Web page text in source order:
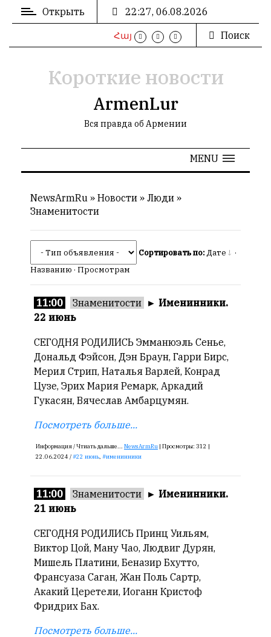
ВХОД
РЕГИСТРАЦИЯ
РЕКЛАМА
СТАТИСТИКА
Онлайн
всего:
Гостей:
Пользователей:
НАШИ
ПРАВИЛА
независимо
Сайт
обновляется
большим
трудом,
Открыть 22:27, 06.08.2026
Հայ Поиск
Короткие новости
ArmenLur
Вся правда об Армении
MENU
NewsArmRu » Новости » Люди »
Знаменитости
Сортировать по:Дате
·
Названию · Просмотрам
11:00 Знаменитости ► Именинники.
22 июнь
СЕГОДНЯ РОДИЛИСЬ Эмманюэль Сенье,
Дональд Фэйсон, Дэн Браун, Гарри Бирс,
Мерил Стрип, Наталья Варлей, Конрад
Цузе, Эрих Мария Ремарк, Аркадий
Гукасян, Вячеслав Амбарцумян.
Посмотреть больше...
Информация /Чтиать дальше... NewsArmRu | Просмотры: 312 |
22.06.2024 /
22 июнь, именинники
11:00 Знаменитости ► Именинники.
21 июнь
СЕГОДНЯ РОДИЛИСЬ Принц Уильям,
Виктор Цой, Ману Чао, Людвиг Дурян,
Мишель Платини, Беназир Бхутто,
Франсуаза Саган, Жан Поль Сартр,
Акакий Церетели, Иоганн Кристоф
Фридрих Бах.
Посмотреть больше...